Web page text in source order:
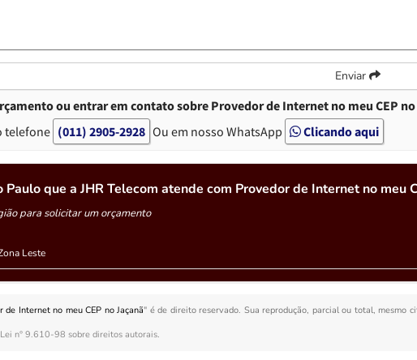
Enviar
ou entrar em contato sobre Provedor de Internet no meu CEP no
telefone (011) 2905-2928 Ou em nosso WhatsApp Clicando aqui
Paulo que a JHR Telecom atende com Provedor de Internet no meu
para solicitar um orçamento
Leste
de Internet no meu CEP no Jaçanã" é de direito reservado. Sua reprodução, parcial ou total, mesmo
Lei n° 9.610-98 sobre direitos autorais.